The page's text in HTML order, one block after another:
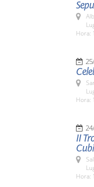
Hora:
Hora:
II
Hora: